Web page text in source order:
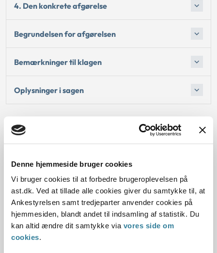
Denne hjemmeside bruger cookies
Vi bruger cookies til at forbedre brugeroplevelsen på
ast.dk. Ved at tillade alle cookies giver du samtykke til, at
Ankestyrelsen samt tredjeparter anvender cookies på
hjemmesiden, blandt andet til indsamling af statistik. Du
kan altid ændre dit samtykke via vores side om
cookies.
4. Den konkrete afgørelse
Begrundelsen for afgørelsen
Bemærkninger til klagen
Oplysninger i sagen
Dato for underskrift
02.01.2014
Offentliggørelsesdato
03.01.2014
Denne principafgørelse er kasseret den 11. oktober
2019, da den er erstattet af principafgørelse 47-19.